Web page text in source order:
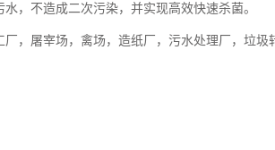
，不造成二次污染，并实现高效快速杀菌。
，屠宰场，禽场，造纸厂，污水处理厂，垃圾